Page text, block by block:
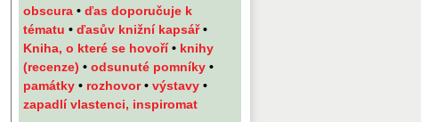
obscura • ďas doporučuje k
tématu • ďasův knižní kapsář•
Kniha, o které se hovoří• knihy
(recenze) • odsunuté pomníky •
památky • rozhovor• výstavy •
zapadlí vlastenci, inspiromat